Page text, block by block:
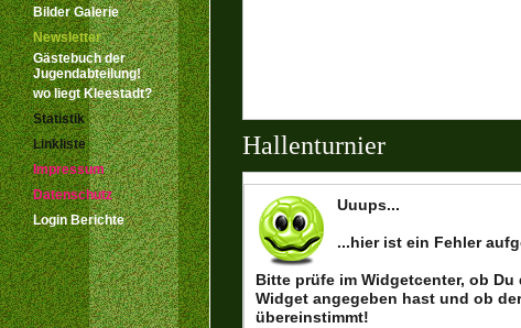
Bilder Galerie
Newsletter
Gästebuch der
Jugendabteilung!
wo liegt Kleestadt?
Statistik
Linkliste
Impressum
Datenschutz
Login Berichte
Hallenturnier